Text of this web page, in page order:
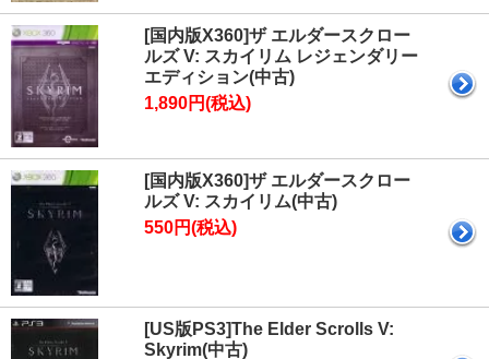
[国内版X360]ザ エルダースクロー
ルズ V: スカイリム レジェンダリー
エディション(中古)
1,890円(税込)
[国内版X360]ザ エルダースクロー
ルズ V: スカイリム(中古)
550円(税込)
[US版PS3]The Elder Scrolls V:
Skyrim(中古)